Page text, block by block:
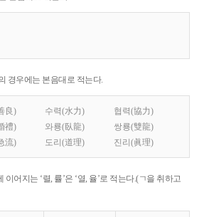
경우에는 본음대로 적는다.
良) 수력(水力)
협력(協力)
禮) 와룡(臥龍)
쌍룡(雙龍)
流) 도리(道理) 진리(眞理)
이어지는 ‘렬, 률’은 ‘열, 율’로 적는다.(ㄱ을 취하고